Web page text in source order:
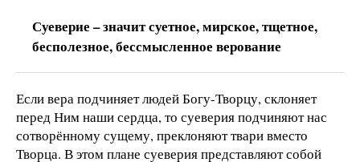
Суеверие – значит суетное, мирское, тщетное,
бесполезное, бессмысленное верование
Если вера подчиняет людей Богу-Творцу, склоняет
перед Ним наши сердца, то суеверия подчиняют нас
сотворённому сущему, преклоняют твари вместо
Творца. В этом плане суеверия представляют собой